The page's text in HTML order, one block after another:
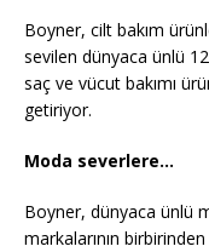
Boyner, cilt bakım
sevilen dünyaca ünlü
saç ve vücut bakımı
getiriyor.
Moda severlere…
Boyner, dünyaca ünlü
markalarının